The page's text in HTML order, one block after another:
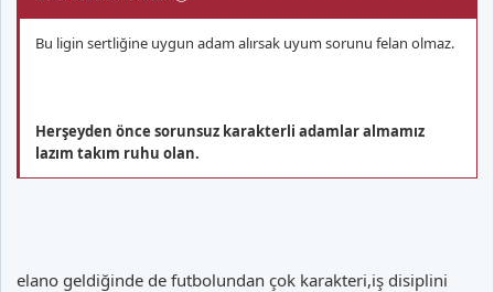
Bu ligin sertliğine uygun adam alırsak uyum sorunu felan olmaz.
Herşeyden önce sorunsuz karakterli adamlar almamız
lazım takım ruhu olan.
elano geldiğinde de futbolundan çok karakteri,iş disiplini